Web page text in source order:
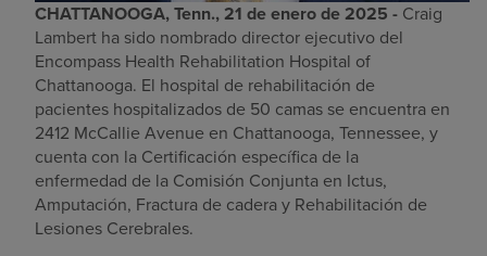
CHATTANOOGA, Tenn., 21 de enero de 2025 - Craig
Lambert ha sido nombrado director ejecutivo del
Encompass Health Rehabilitation Hospital of
Chattanooga. El hospital de rehabilitación de
pacientes hospitalizados de 50 camas se encuentra en
2412 McCallie Avenue en Chattanooga, Tennessee, y
cuenta con la Certificación específica de la
enfermedad de la Comisión Conjunta en Ictus,
Amputación, Fractura de cadera y Rehabilitación de
Lesiones Cerebrales.